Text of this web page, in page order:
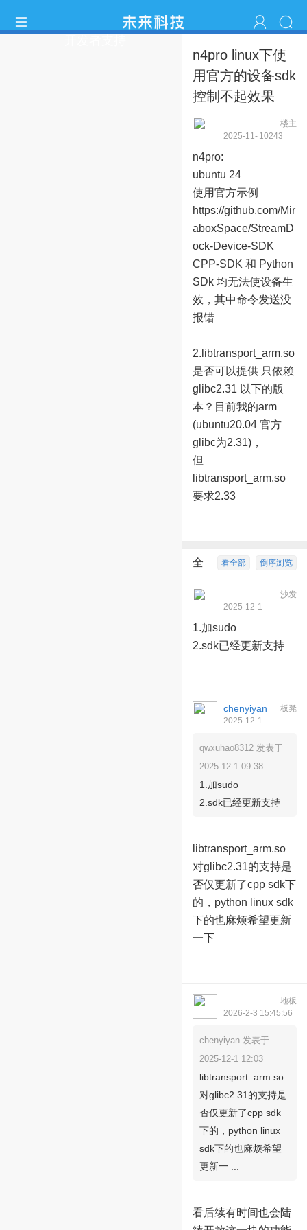
n4pro linux下使
用官方的设备sdk
控制不起效果
楼主
qwxuhao8312
10243
2025-11-
n4pro:
ubuntu 24
使用官方示例
https://github.com/Mir
aboxSpace/StreamD
ock-Device-SDK
CPP-SDK 和 Python
SDk 均无法使设备生
效，其中命令发送没
报错
2.libtransport_arm.so
是否可以提供 只依赖
glibc2.31 以下的版
本？目前我的arm
(ubuntu20.04 官方
glibc为2.31)，
但
libtransport_arm.so
要求2.33
倒序浏览
看全部
全
部回复 沙发
qwxuhao8312
2025-12-1
1.加sudo
2.sdk已经更新支持
板凳
chenyiyan
2025-12-1
qwxuhao8312 发表于
2025-12-1 09:38
1.加sudo
2.sdk已经更新支持
libtransport_arm.so
对glibc2.31的支持是
否仅更新了cpp sdk下
的，python linux sdk
下的也麻烦希望更新
一下
地板
dockkey2023
2026-2-3 15:45:56
chenyiyan 发表于
2025-12-1 12:03
libtransport_arm.so
对glibc2.31的支持是
否仅更新了cpp sdk
下的，python linux
sdk下的也麻烦希望
更新一 ...
看后续有时间也会陆